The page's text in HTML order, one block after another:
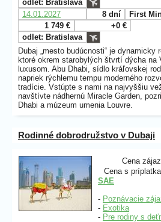
odlet: Bratislava
14.01.2027
8 dní
First
1 749 €
+0 €
odlet: Bratislava
Dubaj „mesto budúcnosti“ je
ktoré okrem starobylých štvrtí dýcha na
luxusom. Abu Dhabi, sídlo kráľovskej
napriek rýchlemu tempu moderného
tradície. Vstúpte s nami na najvyššiu
navštívte nádhernú Miracle Garden,
Dhabi a múzeum umenia Louvre.
Rodinné dobrodružstvo v Dubaji
Cena
Cena s
SAE
- Poznávacie
- Exotika
- Pre rodiny s